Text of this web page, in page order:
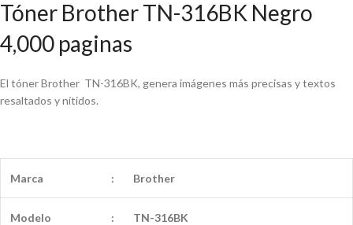
Tóner Brother TN-316BK Negro
4,000 paginas
El tóner Brother TN-316BK, genera imágenes más precisas y textos
resaltados y nítidos.
Marca : Brother
Modelo : TN-316BK